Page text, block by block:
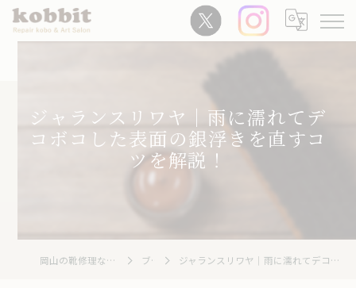
ジャランスリワヤ｜雨に濡れてデ
コボコした表面の銀浮きを直すコ
ツを解説！
岡山の靴修理ならRepair Kobo kobbit ブログ ジャランスリワヤ｜雨に濡れてデコボコした表面の銀浮きを直すコツを解説！